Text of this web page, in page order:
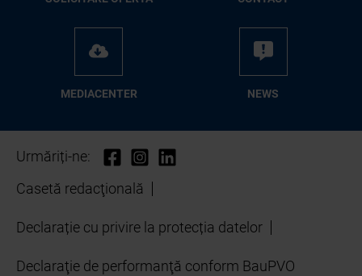
ME­D­IA­CEN­TER NEWS
Urmăriți-ne:
Casetă redacţională
Declarație cu privire la protecția datelor
Declaraţie de performanţă conform BauPVO